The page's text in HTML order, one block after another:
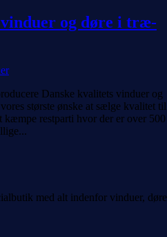
og døre i træ-
Danske kvalitets vinduer og
største ønske at sælge kvalitet til
restparti hvor der er over 500
med alt indenfor vinduer, døre